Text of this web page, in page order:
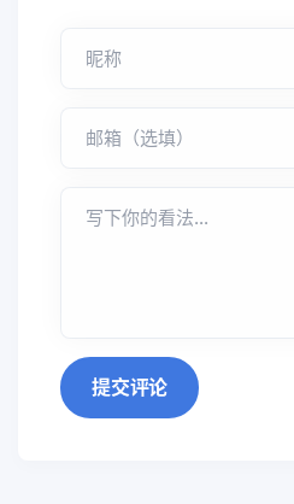
提交评论